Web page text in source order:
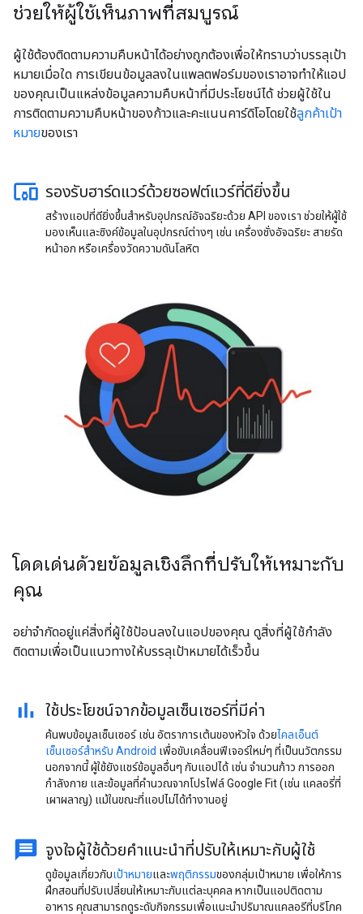
ช่วยให้ผู้ใช้เห็นภาพที่สมบูรณ์
ผู้ใช้ต้องติดตามความคืบหน้าได้อย่างถูกต้องเพื่อให้ทราบว่าบรรลุเป้า
หมายเมื่อใด การเขียนข้อมูลลงในแพลตฟอร์มของเราอาจทำให้แอป
ของคุณเป็นแหล่งข้อมูลความคืบหน้าที่มีประโยชน์ได้ ช่วยผู้ใช้ใน
การติดตามความคืบหน้าของก้าวและคะแนนคาร์ดิโอโดยใช้ลูกค้าเป้า
หมายของเรา
รองรับฮาร์ดแวร์ด้วยซอฟต์แวร์ที่ดียิ่งขึ้น
สร้างแอปที่ดียิ่งขึ้นสำหรับอุปกรณ์อัจฉริยะด้วย API ของเรา ช่วยให้ผู้ใช้
มองเห็นและซิงค์ข้อมูลในอุปกรณ์ต่างๆ เช่น เครื่องชั่งอัจฉริยะ สายรัด
หน้าอก หรือเครื่องวัดความดันโลหิต
โดดเด่นด้วยข้อมูลเชิงลึกที่ปรับให้เหมาะกับ
คุณ
อย่าจำกัดอยู่แค่สิ่งที่ผู้ใช้ป้อนลงในแอปของคุณ ดูสิ่งที่ผู้ใช้กำลัง
ติดตามเพื่อเป็นแนวทางให้บรรลุเป้าหมายได้เร็วขึ้น
ใช้ประโยชน์จากข้อมูลเซ็นเซอร์ที่มีค่า
ค้นพบข้อมูลเซ็นเซอร์ เช่น อัตราการเต้นของหัวใจ ด้วยไคลเอ็นต์
เซ็นเซอร์สำหรับ Android เพื่อขับเคลื่อนฟีเจอร์ใหม่ๆ ที่เป็นนวัตกรรม
นอกจากนี้ ผู้ใช้ยังแชร์ข้อมูลอื่นๆ กับแอปได้ เช่น จำนวนก้าว การออก
กำลังกาย และข้อมูลที่คำนวณจากโปรไฟล์ Google Fit (เช่น แคลอรี่ที่
เผาผลาญ) แม้ในขณะที่แอปไม่ได้ทำงานอยู่
จูงใจผู้ใช้ด้วยคำแนะนำที่ปรับให้เหมาะกับผู้ใช้
ดูข้อมูลเกี่ยวกับเป้าหมายและพฤติกรรมของกลุ่มเป้าหมาย เพื่อให้การ
ฝึกสอนที่ปรับเปลี่ยนให้เหมาะกับแต่ละบุคคล หากเป็นแอปติดตาม
อาหาร คุณสามารถดูระดับกิจกรรมเพื่อแนะนำปริมาณแคลอรีที่บริโภค